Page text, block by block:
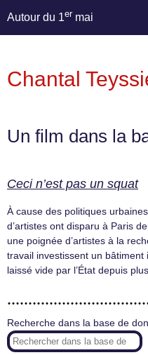
Autour du 1er mai
Chantal
Un film dans la
Ceci n’est pas un squat
À cause des politiques
d’artistes ont disparu à Paris
une poignée d’artistes à la
travail investissent un
laissé vide par l’État depuis
Recherche dans la base de